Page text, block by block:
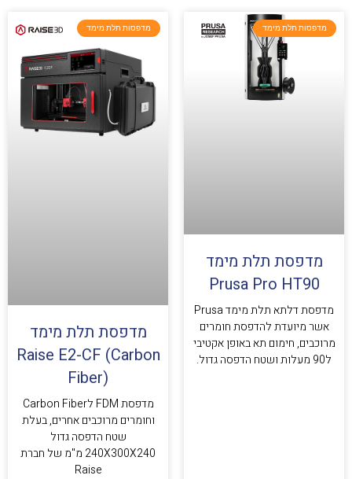
מדפסות תלת מימד
מדפסת תלת מימד
Prusa Pro HT90
מדפסת דלתא תלת מימד Prusa
אשר מיועדת להדפסת חומרים
מרוכבים, חימום תא באופן אקטיבי
ל90 מעלות ושטח הדפסה גדול.
מדפסות תלת מימד
מדפסת תלת מימד
Raise E2-CF (Carbon
Fiber)
מדפסת FDM לCarbon Fiber
וחומרים מרוכבים אחרים, בעלת
שטח הדפסה גדול
240X300X240 מ"מ של חברת
Raise